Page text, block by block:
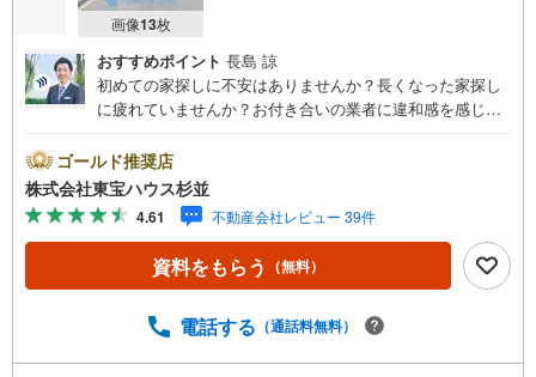
画像13枚
おすすめポイント 長島 諒
初めての家探しに不安はありませんか？長くなった家探し
に疲れていませんか？お付き合いの業者に違和感を感じて
したプロが何のしがらみもなく、お客様のが求める理想の
物件をお探しします。【資料請求、内見希望は下の問い合
わせボタンをクリックしてください】ご見学希望の物件以
外も併せてご案内させていただきます。遠慮なくご希望を
お伝えくださいませ。■ご見学について■【営業時間 9:00～
21:00】人気物件は特に問い合わせが集中するため、お早め
より予約いただくとご見学がスムーズとなります。■TOHO
ゴールド推奨店
株式会社東宝ハウス杉並
4.61 不動産会社レビュー 39件
資料をもらう （無料）
電話する （通話料無料）